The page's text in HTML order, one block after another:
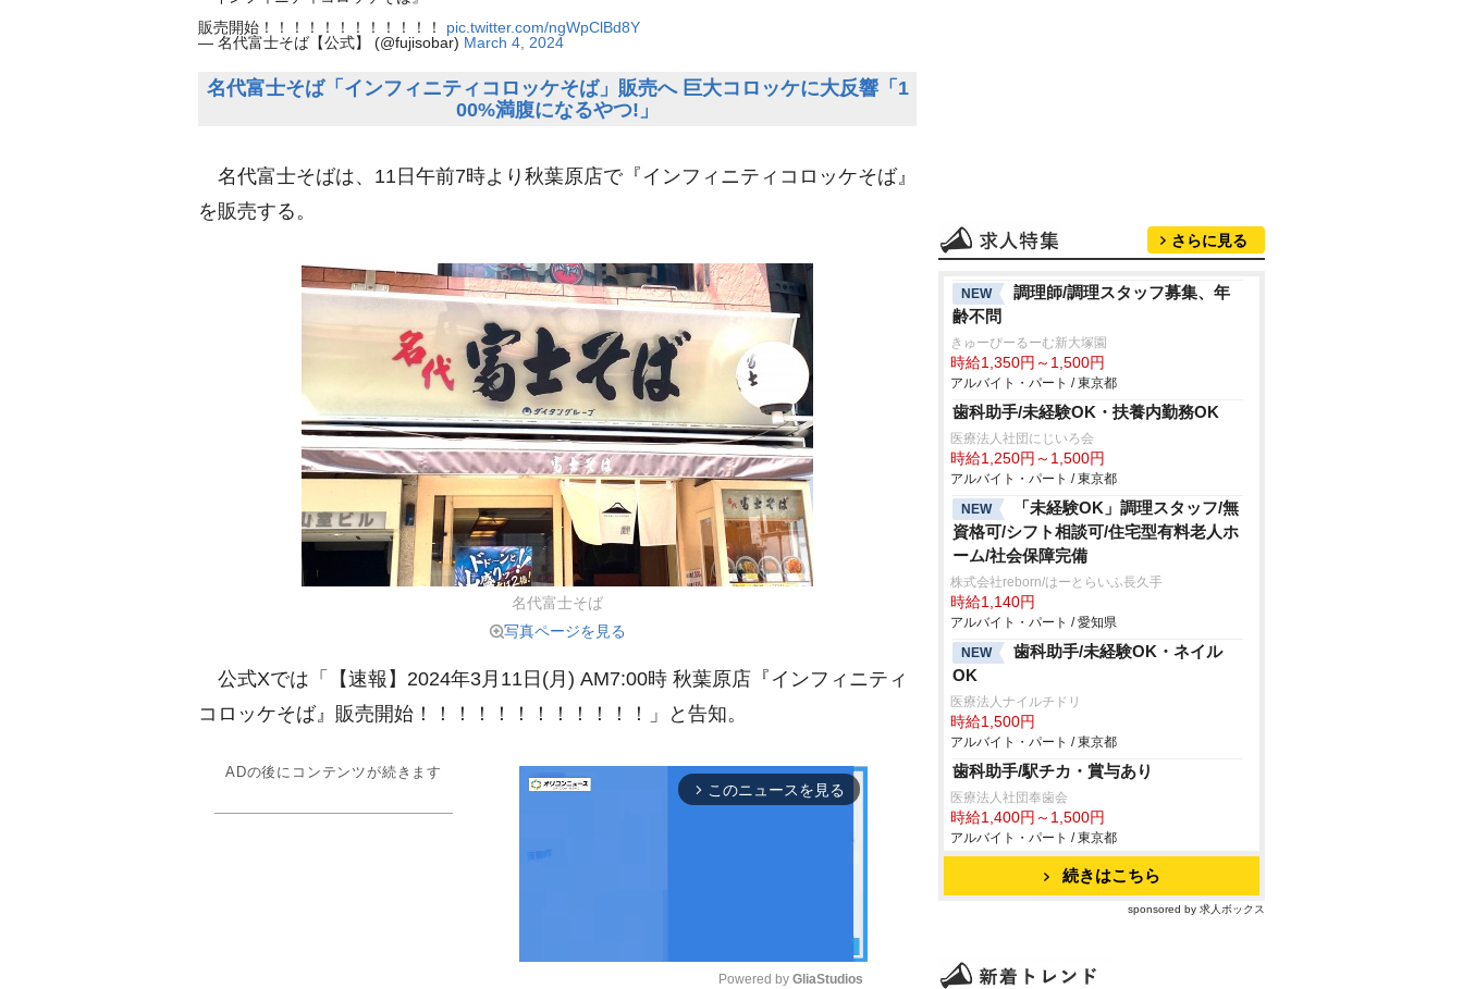
販売開始！！！！！！！！！！！！ pic.twitter.com/ngWpClBd8Y
— 名代富士そば【公式】 (@fujisobar) March 4, 2024
名代富士そば「インフィニティコロッケそば」販売へ 巨大コロッケに大反響「1
00%満腹になるやつ!」
名代富士そばは、11日午前7時より秋葉原店で『インフィニティコロッケそば』
を販売する。
名代富士そば
写真ページを見る
公式Xでは「【速報】2024年3月11日(月) AM7:00時 秋葉原店『インフィニティ
コロッケそば』販売開始！！！！！！！！！！！！」と告知。
ADの後にコンテンツが続きます
arrow_forward_ios このニュースを見る
Powered by GliaStudios
さらに見る
NEW
調理師/調理スタッフ募集、年
齢不問
きゅーぴーるーむ新大塚園
時給1,350円～1,500円
アルバイト・パート / 東京都
歯科助手/未経験OK・扶養内勤務OK
医療法人社団にじいろ会
時給1,250円～1,500円
アルバイト・パート / 東京都
NEW
「未経験OK」調理スタッフ/無
資格可/シフト相談可/住宅型有料老人ホ
ーム/社会保障完備
株式会社reborn/はーとらいふ長久手
時給1,140円
アルバイト・パート / 愛知県
NEW
歯科助手/未経験OK・ネイル
OK
医療法人ナイルチドリ
時給1,500円
アルバイト・パート / 東京都
歯科助手/駅チカ・賞与あり
医療法人社団奉歯会
時給1,400円～1,500円
アルバイト・パート / 東京都
続きはこちら
sponsored by 求人ボックス